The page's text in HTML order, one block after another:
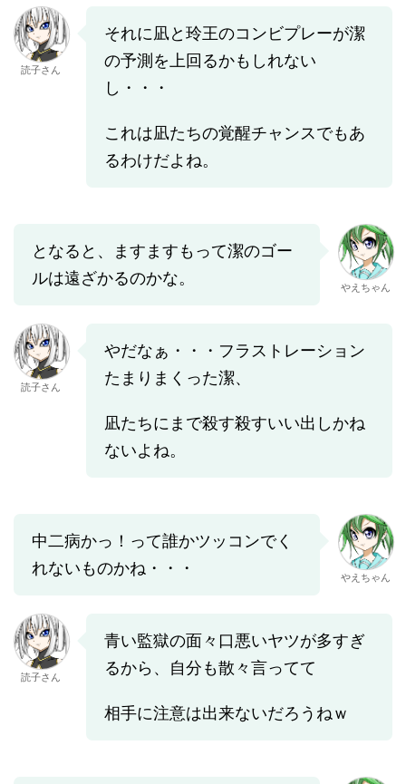
読子さん
それに凪と玲王のコンビプレーが潔
の予測を上回るかもしれない
し・・・
これは凪たちの覚醒チャンスでもあ
るわけだよね。
となると、ますますもって潔のゴー
ルは遠ざかるのかな。
やえちゃん
読子さん
やだなぁ・・・フラストレーション
たまりまくった潔、
凪たちにまで殺す殺すいい出しかね
ないよね。
中二病かっ！って誰かツッコンでく
れないものかね・・・
やえちゃん
読子さん
青い監獄の面々口悪いヤツが多すぎ
るから、自分も散々言ってて
相手に注意は出来ないだろうねｗ